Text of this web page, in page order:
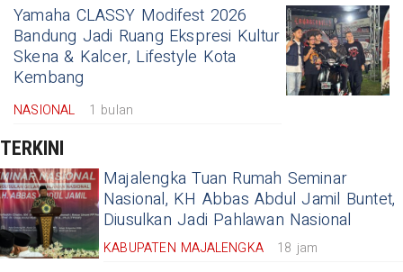
Yamaha CLASSY Modifest 2026
Bandung Jadi Ruang Ekspresi Kultur
Skena & Kalcer, Lifestyle Kota
Kembang
NASIONAL 1 bulan
TERKINI
Majalengka Tuan Rumah Seminar
Nasional, KH Abbas Abdul Jamil Buntet,
Diusulkan Jadi Pahlawan Nasional
KABUPATEN MAJALENGKA 18 jam